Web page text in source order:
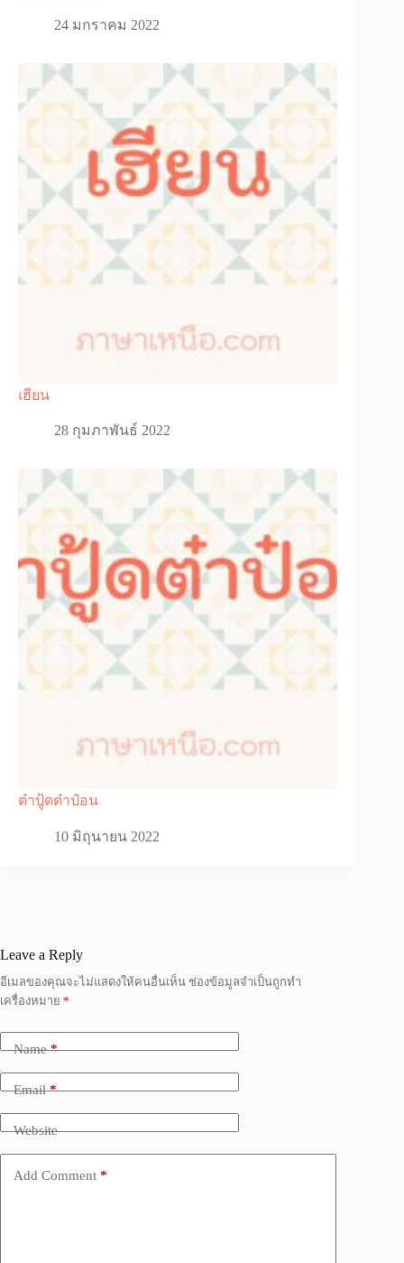
24 มกราคม 2022
เฮียน
28 กุมภาพันธ์ 2022
ต๋าปู้ดต๋าป๋อน
10 มิถุนายน 2022
Leave a Reply
อีเมลของคุณจะไม่แสดงให้คนอื่นเห็น ช่องข้อมูลจำเป็นถูกทำ
เครื่องหมาย *
Name*
Email*
Website
Add Comment *